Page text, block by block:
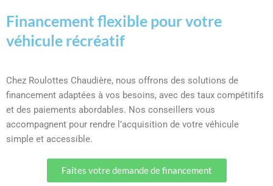
Financement flexible pour votre
véhicule récréatif
Chez Roulottes Chaudière, nous offrons des solutions de
financement adaptées à vos besoins, avec des taux compétitifs
et des paiements abordables. Nos conseillers vous
accompagnent pour rendre l’acquisition de votre véhicule
simple et accessible.
Faites votre demande de financement